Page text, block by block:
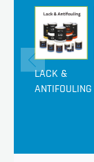
LACK &
ANTIFOULING